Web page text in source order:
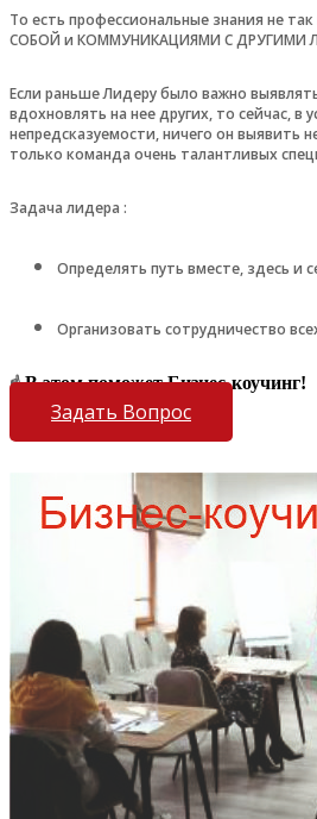
То есть профессиональные знания не
СОБОЙ и КОММУНИКАЦИЯМИ С ДРУГИМИ
Если раньше Лидеру было важно
вдохновлять на нее других, то сейчас, в
непредсказуемости, ничего он выявить
только команда очень талантливых
Задача лидера :
Определять путь вместе, здесь и
Организовать сотрудничество
☝️В этом поможет Бизнес-коучинг!
Задать Вопрос